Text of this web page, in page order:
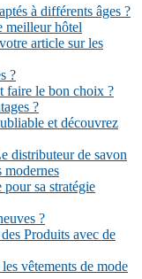
à différents âges ?
meilleur hôtel
article sur les
?
faire le bon choix ?
?
et découvrez
distributeur de savon
modernes
sa stratégie
?
Produits avec de
vêtements de mode